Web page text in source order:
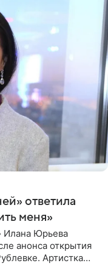
ответила
меня»
Илана Юрьева
анонса открытия
Артистка